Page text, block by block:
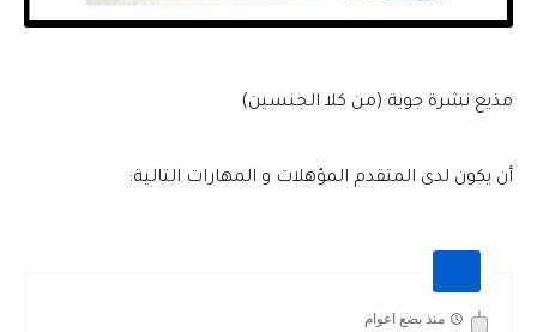
مذيع نشرة جوية (من كلا الجنسين)
أن يكون لدى المتقدم المؤهلات و المهارات التالية:
منذ بضع اعوام